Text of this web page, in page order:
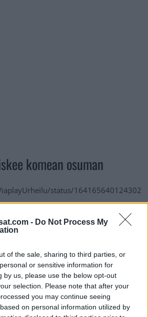
- Do Not Process My
of the sale, sharing to third parties, or
or sensitive information for
by us, please use the below opt-out
selection. Please note that after your
you may continue seeing
on personal information utilized by
komean osuman
status/164165640124302
voit katsoa sen suoraanTwitteristä
tiukasti paikasta pudotuspeleihin.
Pittsburgh Penguins onnistui myös
pantterilauma on yhä pisteen päässä
Panthers jää ulos pudotuspeleistä,
kovia vahvistuksia MM-kisoihin.